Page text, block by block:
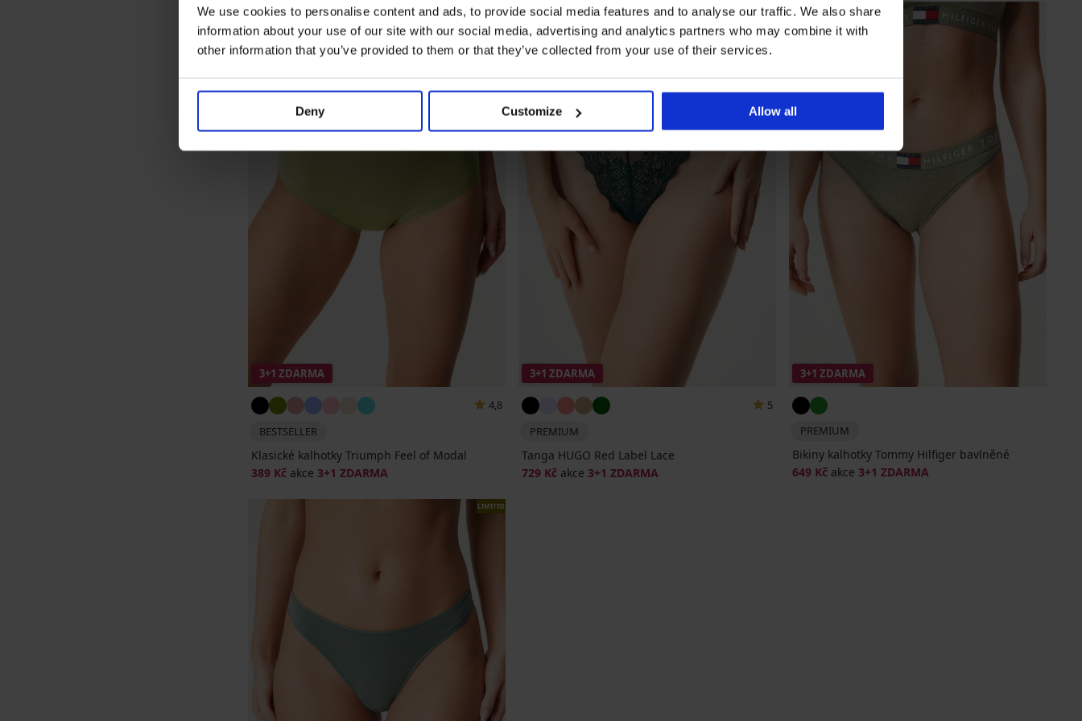
We use cookies to personalise content and ads, to provide social media features and to analyse our traffic. We also share
information about your use of our site with our social media, advertising and analytics partners who may combine it with
other information that you’ve provided to them or that they’ve collected from your use of their services.
Deny Customize Allow all
3+1 ZDARMA
4,8
BESTSELLER
Klasické kalhotky Triumph Feel of Modal
389 Kč akce 3+1 ZDARMA
LIMITED
3+1 ZDARMA
5
PREMIUM
Tanga HUGO Red Label Lace
729 Kč akce 3+1 ZDARMA
3+1 ZDARMA
PREMIUM
Bikiny kalhotky Tommy Hilfiger bavlněné
649 Kč akce 3+1 ZDARMA
LIMITED